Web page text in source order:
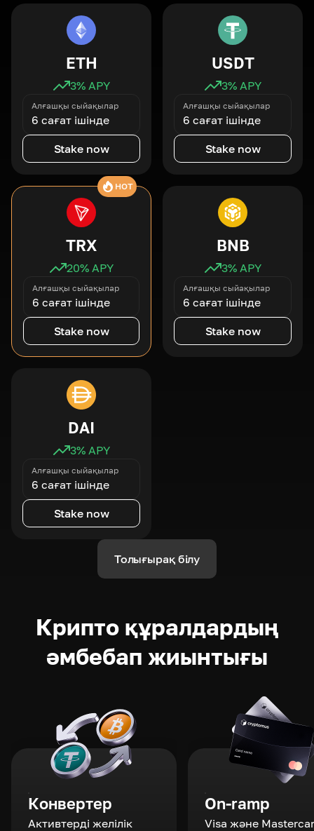
ETH
3% APY
Алғашқы сыйақылар
6 сағат ішінде
Stake now
USDT
3% APY
Алғашқы сыйақылар
6 сағат ішінде
Stake now
HOT
TRX
20% APY
Алғашқы сыйақылар
6 сағат ішінде
Stake now
BNB
3% APY
Алғашқы сыйақылар
6 сағат ішінде
Stake now
DAI
3% APY
Алғашқы сыйақылар
6 сағат ішінде
Stake now
Толығырақ білу
Крипто құралдардың
әмбебап жиынтығы
Конвертер
Активтерді желілік
On-ramp
Visa және